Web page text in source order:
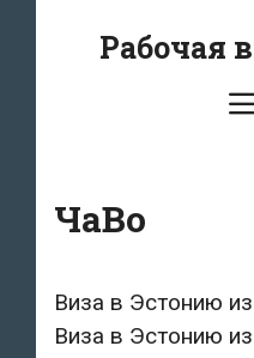
Рабочая
ЧаВо
Виза в Эстонию
Виза в Эстонию